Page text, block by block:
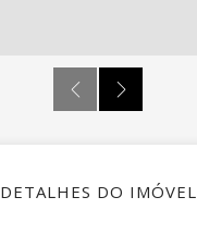
DETALHES DO IMÓVEL